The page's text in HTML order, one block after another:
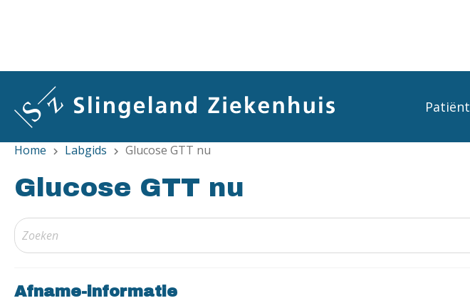
Patiënt
Home chevron_right Labgids chevron_right Glucose GTT nu
Glucose GTT nu
Afname-informatie